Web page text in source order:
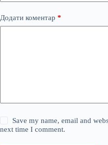
Додати коментар *
Save my name, email and
next time I comment.